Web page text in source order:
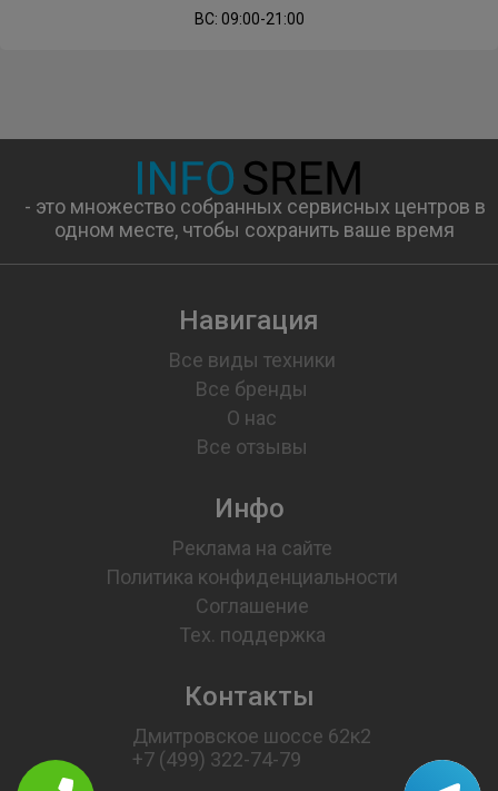
ВС: 09:00-21:00
- это множество собранных сервисных центров в
одном месте, чтобы сохранить ваше время
Навигация
Все виды техники
Все бренды
О нас
Все отзывы
Инфо
Реклама на сайте
Политика конфиденциальности
Соглашение
Тех. поддержка
Контакты
Дмитровское шоссе 62к2
+7 (499) 322-74-79